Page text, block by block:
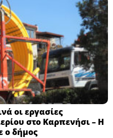
οι εργασίες
στο Καρπενήσι – Η
ο δήμος